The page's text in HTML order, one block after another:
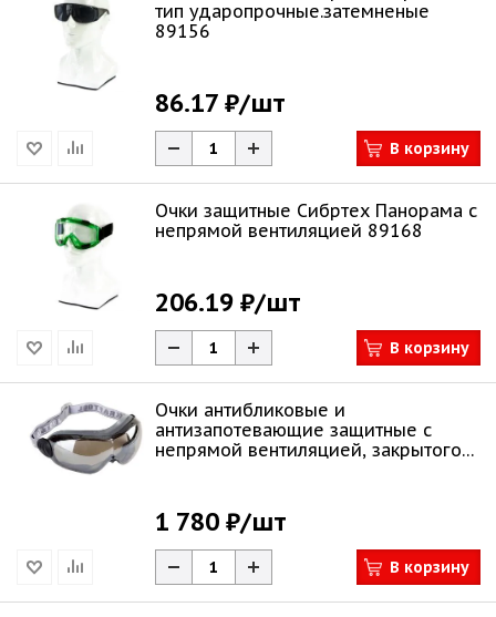
тип ударопрочные.затемненые
89156
86.17 ₽/шт
В корзину
Очки защитные Сибртех Панорама с
непрямой вентиляцией 89168
206.19 ₽/шт
В корзину
Очки антибликовые и
антизапотевающие защитные с
непрямой вентиляцией, закрытого
1 780 ₽/шт
В корзину